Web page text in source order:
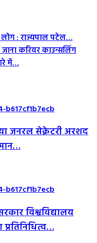
: राज्यपाल पटेल…
जाना करियर काउन्सलिंग
में…
जनरल सेक्रेटरी अरशद
विश्वविद्यालय